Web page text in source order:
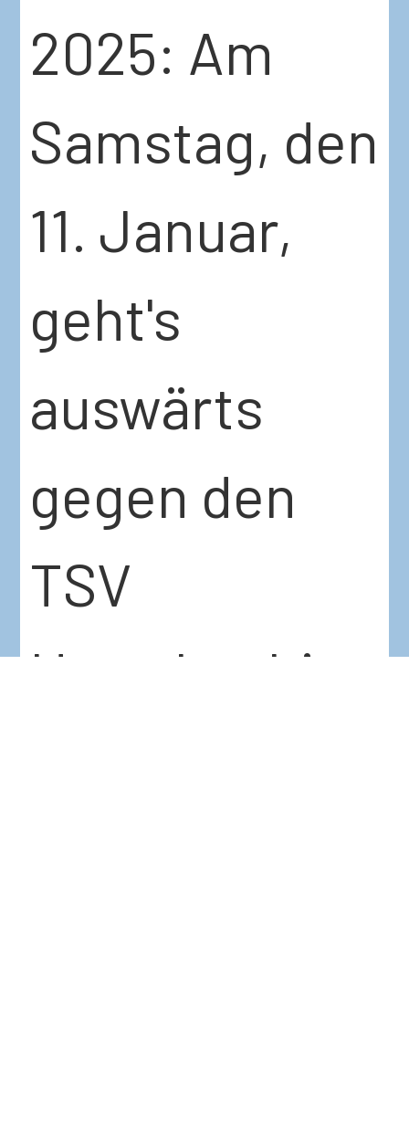
2025: Am
Samstag, den
11. Januar,
geht's
auswärts
gegen den
TSV
Unterhaching.